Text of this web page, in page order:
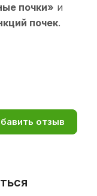
почки» и
почек.
отзыв